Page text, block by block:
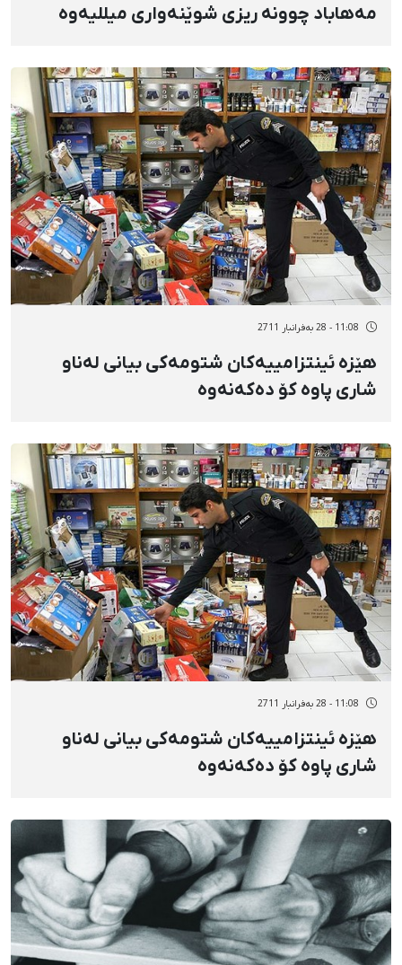
مەهاباد چوونە ریزی شوێنەواری میللیەوە
11:08 - 28 بەفرانبار 2711
هێزە ئینتزامییەكان شتومەكی بیانی لەناو
شاری پاوە كۆ دەكەنەوە
11:08 - 28 بەفرانبار 2711
هێزە ئینتزامییەكان شتومەكی بیانی لەناو
شاری پاوە كۆ دەكەنەوە